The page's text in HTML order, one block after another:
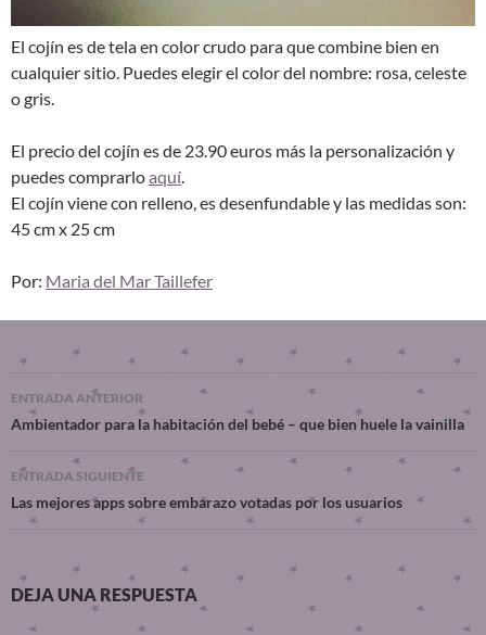
El cojín es de tela en color crudo para que combine bien en
cualquier sitio. Puedes elegir el color del nombre: rosa, celeste
o gris.
El precio del cojín es de 23.90 euros más la personalización y
puedes comprarloaquí.
El cojín viene con relleno, es desenfundable y las medidas son:
45 cm x 25 cm
Por: Maria del Mar Taillefer
ENTRADA ANTERIOR
Ambientador para la habitación del bebé – que bien huele la vainilla
ENTRADA SIGUIENTE
Las mejores apps sobre embarazo votadas por los usuarios
DEJA UNA RESPUESTA